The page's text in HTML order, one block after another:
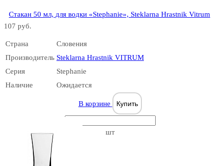
Стакан 50 мл, для водки «Stephanie», Steklarna Hrastnik Vitrum
107 руб.
Страна
Словения
Производитель Steklarna Hrastnik VITRUM
Серия
Stephanie
Наличие
Ожидается
В корзине Купить
шт